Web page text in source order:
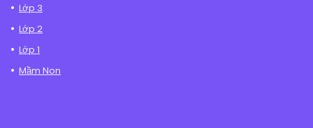
Lớp 3
Lớp 2
Lớp 1
Mầm Non